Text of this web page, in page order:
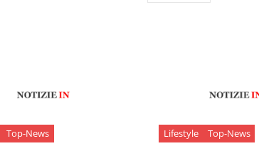
Top-News Lifestyle Top-News